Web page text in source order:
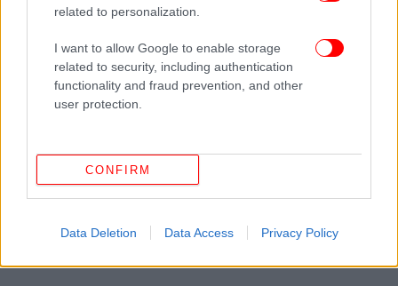
related to personalization.
I want to allow Google to enable storage
related to security, including authentication
functionality and fraud prevention, and other
user protection.
CONFIRM
Data Deletion Data Access Privacy Policy
θέσεις στην Υγεία, τι συζήτησαν στο υπουργικό